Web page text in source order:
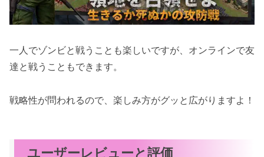
一人でゾンビと戦うことも楽しいですが、オンラインで友
達と戦うこともできます。
戦略性が問われるので、楽しみ方がグッと広がりますよ！
ユーザーレビューと評価